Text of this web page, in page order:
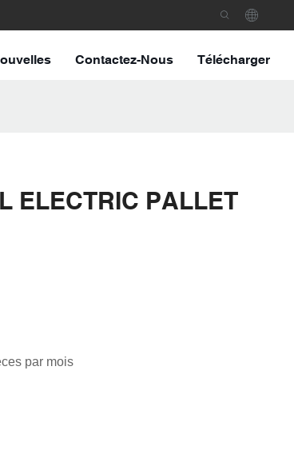
Contactez-Nous Télécharger
ELECTRIC PALLET
par mois